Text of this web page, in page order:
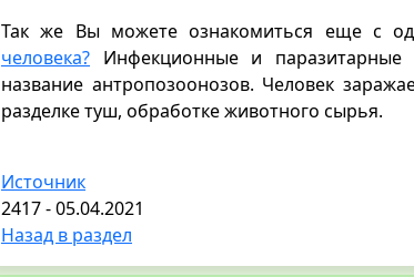
Так же Вы можете ознакомиться еще с
человека? Инфекционные и
название антропозоонозов. Человек
разделке туш, обработке животного сырья.
Источник
2417 - 05.04.2021
Назад в раздел